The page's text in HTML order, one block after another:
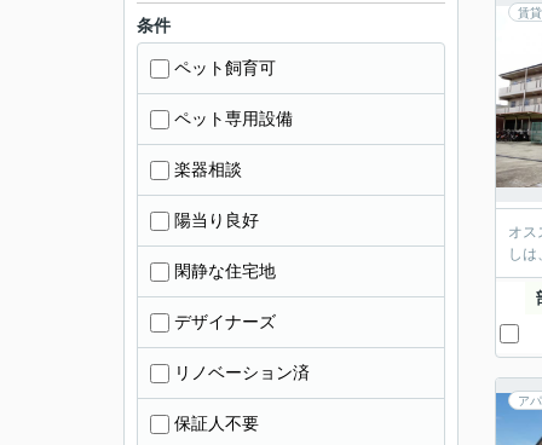
賃
オス
し
ア
条件
ペット飼育可
ペット専用設備
楽器相談
陽当り良好
閑静な住宅地
デザイナーズ
リノベーション済
保証人不要